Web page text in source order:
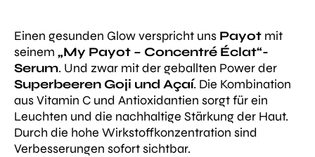
Einen gesunden Glow verspricht uns Payot mit
seinem „My Payot – Concentré Éclat“-
Serum. Und zwar mit der geballten Power der
Superbeeren Goji und Açaí. Die Kombination
aus Vitamin C und Antioxidantien sorgt für ein
Leuchten und die nachhaltige Stärkung der Haut.
Durch die hohe Wirkstoffkonzentration sind
Verbesserungen sofort sichtbar.